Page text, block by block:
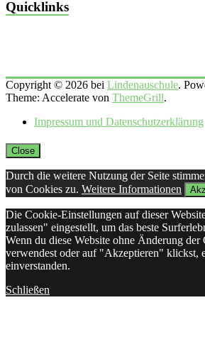
Quicklinks
Copyright © 2026 bei Lindenauschule.
Theme: Accelerate von ThemeGrill.
Impressum und Datenschutzerklärung
Close
Durch die weitere Nutzung der Seite
von Cookies zu. Weitere Informationen
Die Cookie-Einstellungen auf dieser
zulassen" eingestellt, um das beste
Wenn du diese Website ohne Änderung
verwendest oder auf "Akzeptieren" klickst,
einverstanden.
Schließen